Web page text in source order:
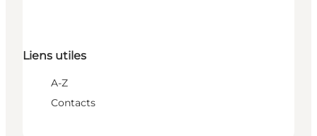
Liens utiles
A-Z
Contacts